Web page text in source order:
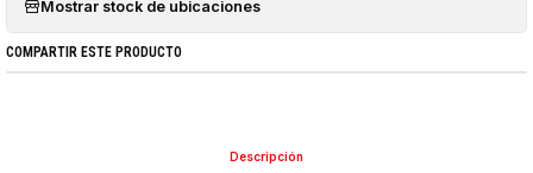
Mostrar stock de ubicaciones
COMPARTIR ESTE PRODUCTO
Descripción